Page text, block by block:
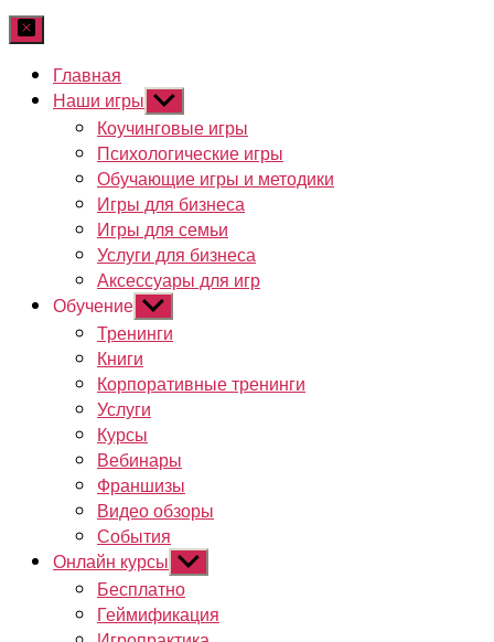
Главная
Наши игры Показывать
подменю
Коучинговые игры
Психологические игры
Обучающие игры и методики
Игры для бизнеса
Игры для семьи
Услуги для бизнеса
Аксессуары для игр
Обучение Показывать
подменю
Тренинги
Книги
Корпоративные тренинги
Услуги
Курсы
Вебинары
Франшизы
Видео обзоры
События
Онлайн курсы Показывать
подменю
Бесплатно
Геймификация